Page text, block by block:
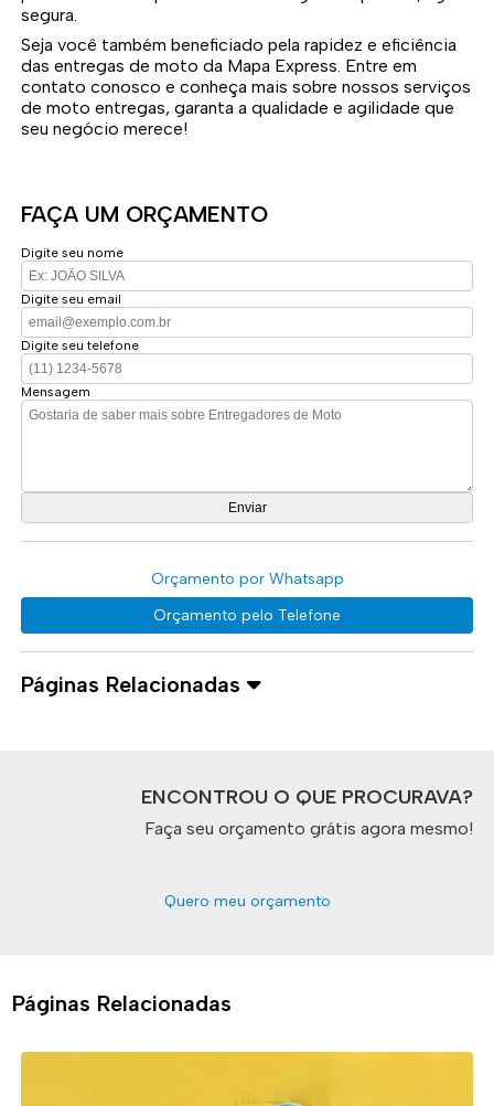
segura.
Seja você também beneficiado pela rapidez e eficiência
das entregas de moto da Mapa Express. Entre em
contato conosco e conheça mais sobre nossos serviços
de moto entregas, garanta a qualidade e agilidade que
seu negócio merece!
FAÇA UM ORÇAMENTO
Digite seu nome
Digite seu email
Digite seu telefone
Mensagem
Orçamento por Whatsapp
Orçamento pelo Telefone
Páginas Relacionadas
ENCONTROU O QUE PROCURAVA?
Faça seu orçamento grátis agora mesmo!
Quero meu orçamento
Páginas Relacionadas